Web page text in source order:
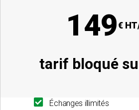
149€
tarif bloqué
Échanges illimités